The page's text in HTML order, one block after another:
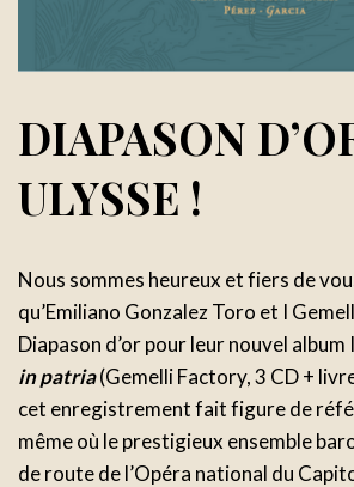
DIAPASON
ULYSSE !
Nous sommes heureux et fiers de
qu’Emiliano Gonzalez Toro et I
Diapason d’or pour leur nouvel album I
in patria(Gemelli Factory, 3 CD +
cet enregistrement fait figure de
même où le prestigieux ensemble
de route de l’Opéra national du